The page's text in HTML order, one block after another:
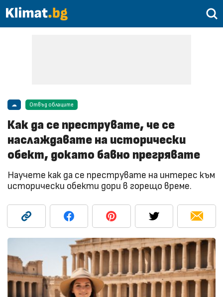
☁ Отвъд облаците
Как да се преструвате, че се
наслаждавате на исторически
обект, докато бавно прегрявате
Научете как да се преструвате на интерес към
исторически обекти дори в горещо време.